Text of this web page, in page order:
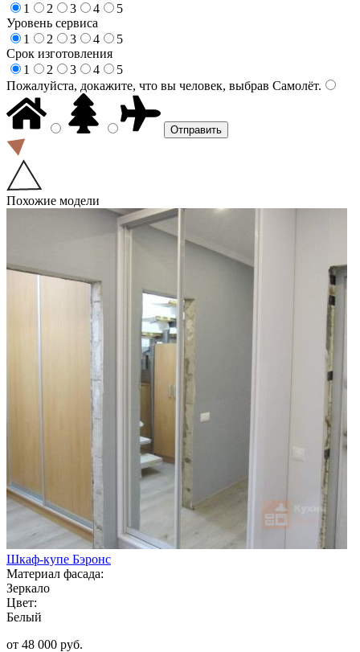
1
2 3 4
5
Уровень сервиса
1
2 3 4
5
Срок изготовления
1
2 3 4
5
Пожалуйста, докажите, что вы человек, выбрав Самолёт.
Похожие модели
Шкаф-купе Бэронс
Материал фасада:
Зеркало
Цвет:
Белый
от 48 000 руб.